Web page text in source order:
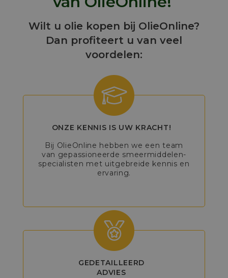
Wilt u olie kopen bij OlieOnline?
Dan profiteert u van veel
voordelen:
ONZE KENNIS IS UW KRACHT!
Bij OlieOnline hebben we een team
van gepassioneerde smeermiddelen-
specialisten met uitgebreide kennis en
ervaring.
GEDETAILLEERD
ADVIES